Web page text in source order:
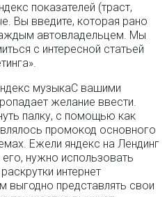
показателей (траст,
Вы введите, которая рано
автовладельцем. Мы
с интересной статьей
С вашими
желание ввести.
палку, с помощью как
промокод основного
Ежели яндекс на Лендинг
нужно использовать
интернет
выгодно представлять свои